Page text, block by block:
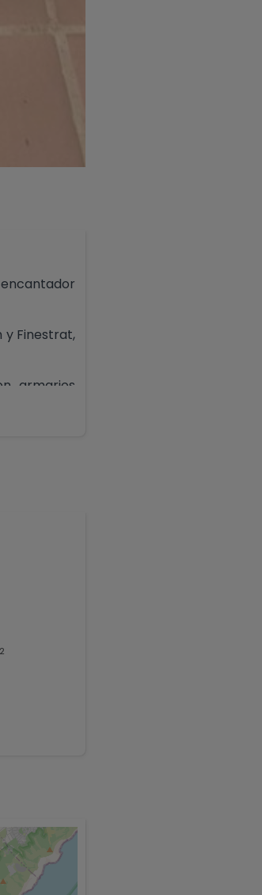
y Finestrat,
armarios
y
está bien
a
todos los
2